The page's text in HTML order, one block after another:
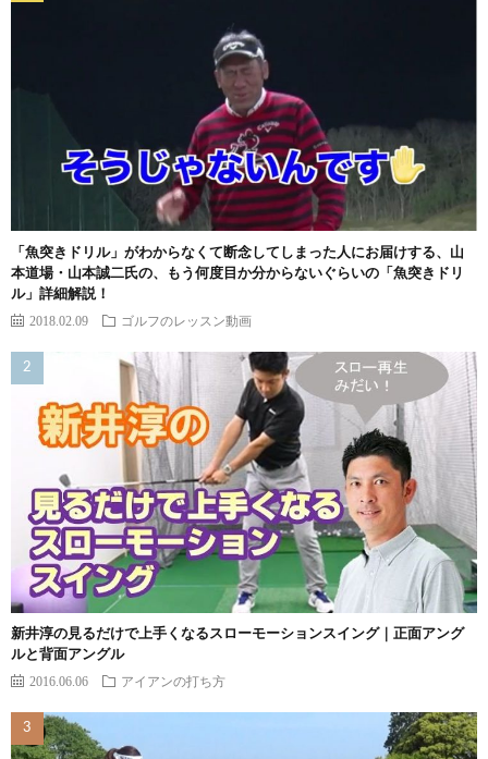
「魚突きドリル」がわからなくて断念してしまった人にお届けする、山
本道場・山本誠二氏の、もう何度目か分からないぐらいの「魚突きドリ
ル」詳細解説！
2018.02.09 ゴルフのレッスン動画
新井淳の見るだけで上手くなるスローモーションスイング｜正面アング
ルと背面アングル
2016.06.06 アイアンの打ち方